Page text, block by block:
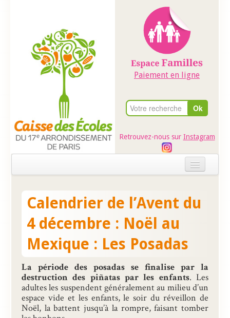
Paiement en ligne
Retrouvez-nous sur Instagram
Evénements
Ateliers dans les écoles
Présentation
Inscriptions et tarifs
Qualité
Menus
Calendrier de l’Avent du
4 décembre : Noël au
Mexique : Les Posadas
La période des posadas se finalise par la
destruction des piñatas par les enfants. Les
adultes les suspendent généralement au milieu d’un
espace vide et les enfants, le soir du réveillon de
Noël, la battent jusqu’à la rompre, faisant tomber